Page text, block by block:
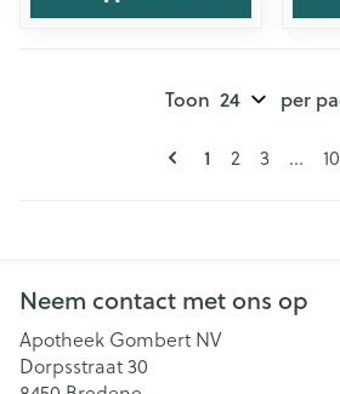
Pagina's
U lees
1 Pagina
2 Pagina
3 ... 10
Toon per
Neem contact met ons op
Apotheek Gombert NV
Dorpsstraat 30